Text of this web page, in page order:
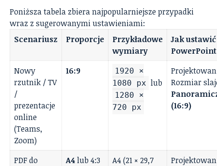
Poniższa tabela zbiera najpopularniejsze przypadki
wraz z sugerowanymi ustawieniami:
Scenariusz
Proporcje
Przykładowe
wymiary
Jak
PowerPoint
Nowy
rzutnik / TV
/
prezentacje
online
(Teams,
Zoom)
16:9
1920 ×
1080 px lub
1280 ×
720 px
Rozmiar
(16:9)
PDF do
A4lub 4:3
A4 (21 × 29,7